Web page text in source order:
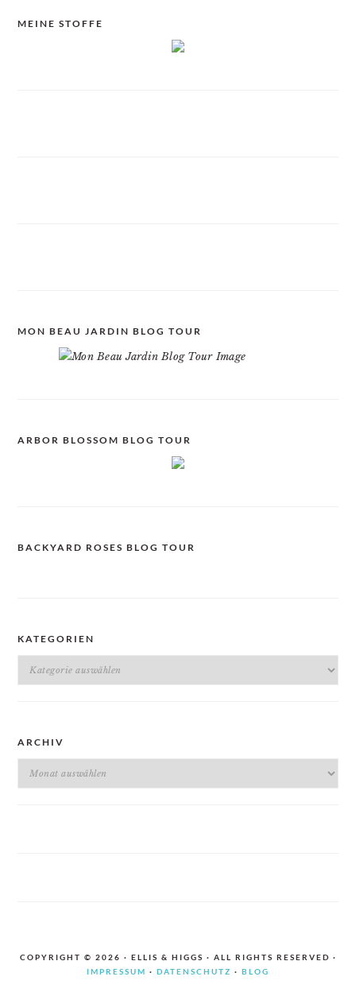
MEINE STOFFE
MON BEAU JARDIN BLOG TOUR
ARBOR BLOSSOM BLOG TOUR
BACKYARD ROSES BLOG TOUR
KATEGORIEN
Kategorien
ARCHIV
Archiv
COPYRIGHT © 2026 · ELLIS & HIGGS · ALL RIGHTS RESERVED ·
IMPRESSUM · DATENSCHUTZ · BLOG